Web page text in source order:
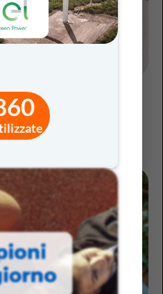
iTEC alla didattica per
per il mondo scolastico, la